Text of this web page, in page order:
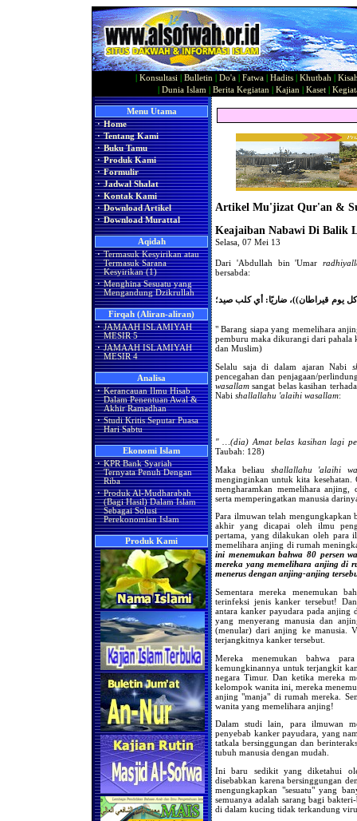
Konsultasi Bulletin Do'a Fatwa Hadits Khutbah
Dunia Islam Berita Kegiatan Kajian Kaset|
Menu Utama
· Home
· Tentang Kami
· Buku Tamu
· Produk Kami
· Formulir
· Jadwal Shalat
· Kontak Kami
· Download Artikel
· Download Murattal
Aqidah
· Termasuk Kesyirikan atau
Termasuk Sarana
Kesyirikan (1)
· Menghina Sesuatu yang
Mengandung Dzikrullah
Firqah (Aliran-aliran)
· JAMAAH ISLAMIYAH
MESIR 5
· JAMAAH ISLAMIYAH
MESIR 4
Analisa
· Kerancauan Ilmu Hisab
Dalam Penentuan Awal &
Akhir Ramadhan
· Studi Kritis Seputar Puasa
Hari Sabtu
Ekonomi Islam
· KPR Bank Syariah
Ternyata Penuh Dengan
Riba
· Produk Al-Mudharabah
(Bagi Hasil) Dalam Islam
Sebagai Solusi
Perekonomian Islam
Produk Kami
Artikel Mu'jizat Qur'an &
Keajaiban Nabawi Di Balik
Selasa, 07 Mei 13
Dari 'Abdullah bin 'Umar
bersabda:
كل يوم قيراطان))، ضاريًا: أي كلب صيد؛
" Barang siapa yang memelihara
pemburu maka dikurangi dari pahala
dan Muslim)
Selalu saja di dalam ajaran Nabi
pencegahan dan penjagaan/
wasallam sangat belas kasihan
Nabi shallallahu 'alaihi wasallam:
" …(dia) Amat belas kasihan lagi
Taubah: 128)
Maka beliau shallallahu 'alaihi
menginginkan untuk kita
mengharamkan memelihara anjing,
serta memperingatkan manusia
Para ilmuwan telah
akhir yang dicapai oleh ilmu
pertama, yang dilakukan oleh para
memelihara anjing di rumah
ini menemukan bahwa 80 persen
mereka yang memelihara anjing di
menerus dengan anjing-anjing
Sementara mereka menemukan
terinfeksi jenis kanker tersebut!
antara kanker payudara pada anjing
yang menyerang manusia dan
(menular) dari anjing ke manusia.
terjangkitnya kanker tersebut.
Mereka menemukan bahwa
kemungkinannya untuk terjangkit
negara Timur. Dan ketika mereka
kelompok wanita ini, mereka
anjing "manja" di rumah mereka.
wanita yang memelihara anjing!
Dalam studi lain, para ilmuwan
penyebab kanker payudara, yang
tatkala bersinggungan dan
tubuh manusia dengan mudah.
Ini baru sedikit yang diketahui
disebabkan karena bersinggungan
mengungkapkan "sesuatu" yang
semuanya adalah sarang bagi
di dalam kucing tidak terkandung